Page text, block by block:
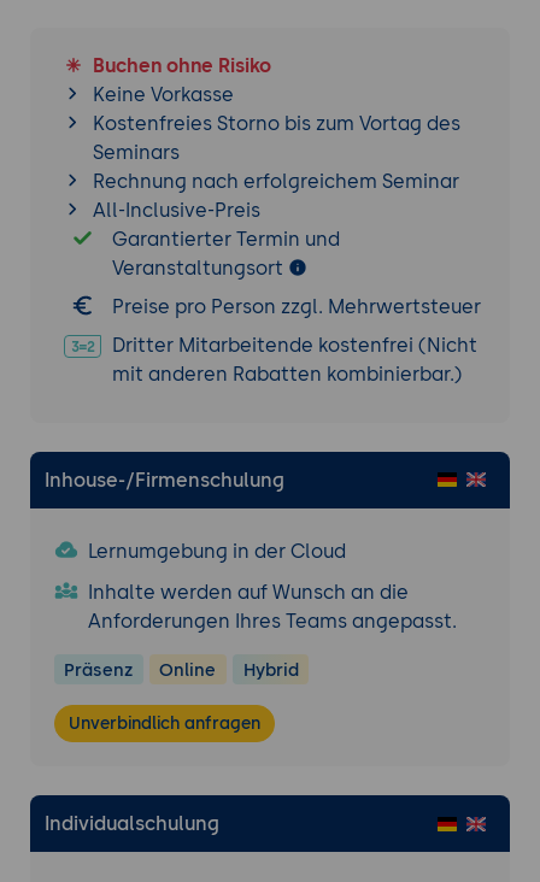
Buchen ohne Risiko
Keine Vorkasse
Kostenfreies Storno bis zum Vortag des
Seminars
Rechnung nach erfolgreichem Seminar
All-Inclusive-Preis
Garantierter Termin und
Veranstaltungsort
Preise pro Person zzgl. Mehrwertsteuer
Dritter Mitarbeitende kostenfrei (Nicht
mit anderen Rabatten kombinierbar.)
Inhouse-/Firmenschulung
Lernumgebung in der Cloud
Inhalte werden auf Wunsch an die
Anforderungen Ihres Teams angepasst.
Präsenz Online Hybrid
Unverbindlich anfragen
Individualschulung